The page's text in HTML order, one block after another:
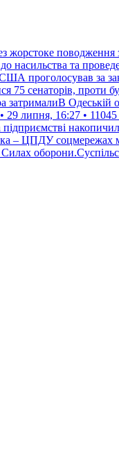
насильства та
проголосував за
75 сенаторів, проти
Одеській
липня, 16:27 • 11045
– ЦПДУ